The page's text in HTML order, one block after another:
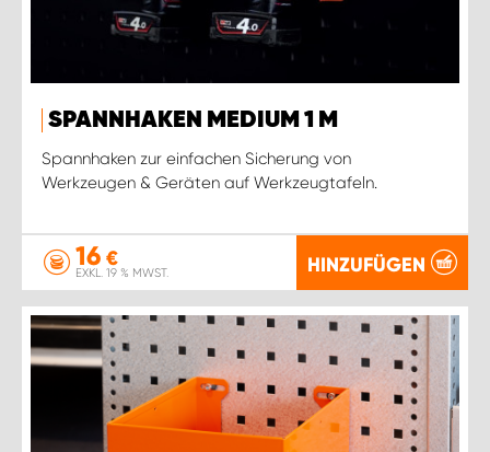
SPANNHAKEN MEDIUM 1 M
Spannhaken zur einfachen Sicherung von
Werkzeugen & Geräten auf Werkzeugtafeln.
16 €
EXKL. 19 % MWST. HINZUFÜGEN